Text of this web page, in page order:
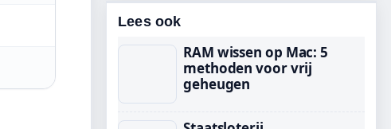
Lees ook
RAM wissen op Mac: 5
methoden voor vrij
geheugen